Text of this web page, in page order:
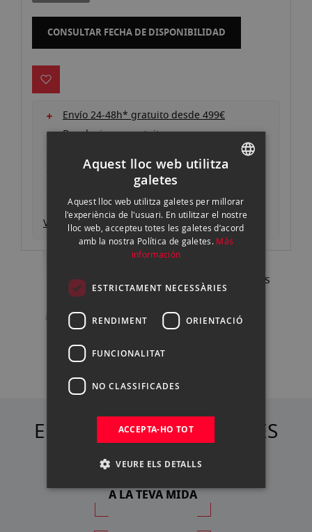
galeria
d'imatges
CONSULTAR FECHA DE DISPONIBILIDAD
Envío 24-48h* gratuito desde 499€
Devoluciones gratuitas
Garantía oficial
Consigue un descuento entregando tu
equipo actual
Ver descripción producto
Pregunta a nuestros expertos
93 302 73 63 |Contactar
ELS NOSTRES AVANTATGES
A LA TEVA MIDA
ENGLISH
CATALAN
Aquest lloc web utilitza
galetes
Aquest lloc web utilitza galetes per millorar
l'experiència de l'usuari. En utilitzar el nostre
lloc web, accepteu totes les galetes d’acord
amb la nostra Política de galetes. Más
información
ESTRICTAMENT NECESSÀRIES
RENDIMENT ORIENTACIÓ
FUNCIONALITAT
NO CLASSIFICADES
ACCEPTA-HO TOT
VEURE ELS DETALLS